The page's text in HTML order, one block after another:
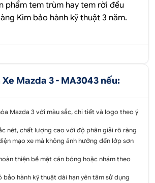
phẩm tem trùm hay tem rời đều
Kim bảo hành kỹ thuật 3 năm.
Xe Mazda 3 - MA3043 nếu:
Mazda 3 với màu sắc, chi tiết và logo theo ý
nét, chất lượng cao với độ phân giải rõ ràng
mạo xe mà không ảnh hưởng đến lớp sơn
thiện bề mặt cán bóng hoặc nhám theo
bảo hành kỹ thuật dài hạn yên tâm sử dụng